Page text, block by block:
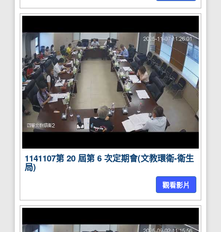
1141107第 20 屆第 6 次定期會(文教環衛-衛生
局)
觀看影片